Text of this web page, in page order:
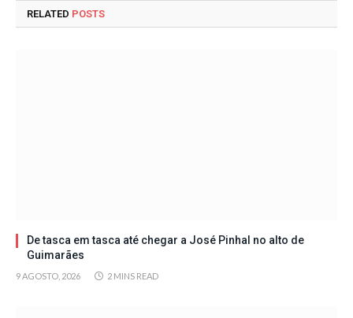
RELATED POSTS
De tasca em tasca até chegar a José Pinhal no alto de
Guimarães
9 AGOSTO, 2026 2 MINS READ